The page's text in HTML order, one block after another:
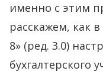
именно с этим
расскажем, как
8» (ред. 3.0)
бухгалтерского